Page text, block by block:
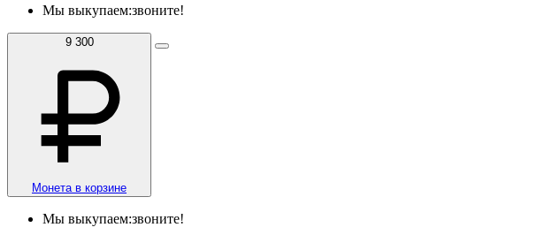
Мы выкупаем:звоните!
9 300
Монета в корзине
Мы выкупаем:звоните!